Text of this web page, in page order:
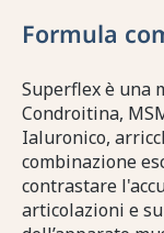
Formula
Superflex è una
Condroitina,
Ialuronico,
combinazione
contrastare
articolazioni e